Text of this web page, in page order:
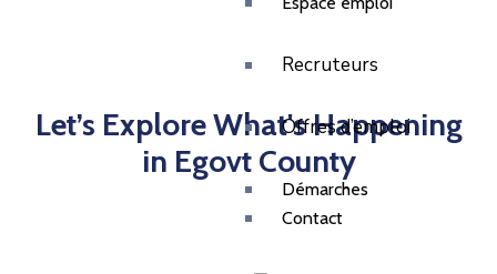
Recruteurs
Offres d’emploi
Démarches
Contact
Let’s Explore What's Happening
in Egovt County